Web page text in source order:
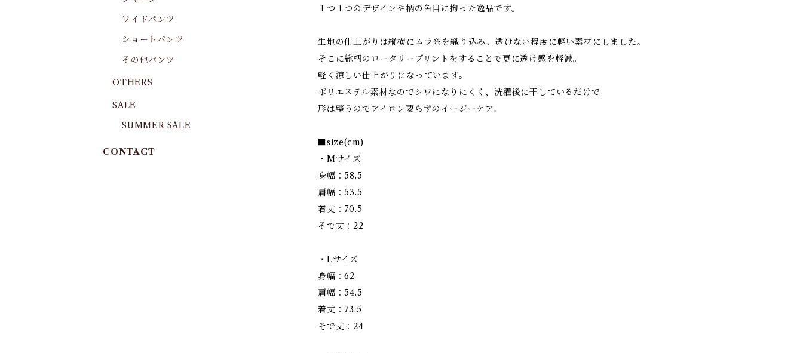
１つ１つのデザインや柄の色目に拘った逸品です。
生地の仕上がりは縦横にムラ糸を織り込み、透けない程度に軽い素材にしました。
そこに総柄のロータリープリントをすることで更に透け感を軽減。
軽く涼しい仕上がりになっています。
ポリエステル素材なのでシワになりにくく、洗濯後に干しているだけで
形は整うのでアイロン要らずのイージーケア。
■size(cm)
・Mサイズ
身幅：58.5
肩幅：53.5
着丈：70.5
そで丈：22
・Lサイズ
身幅：62
肩幅：54.5
着丈：73.5
そで丈：24
ワイドパンツ
ショートパンツ
その他パンツ
OTHERS
SALE
SUMMER SALE
CONTACT